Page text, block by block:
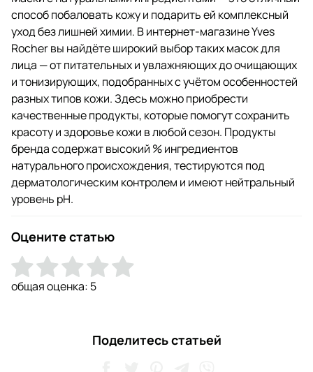
способ побаловать кожу и подарить ей комплексный
уход без лишней химии. В интернет-магазине Yves
Rocher вы найдёте широкий выбор таких масок для
лица — от питательных и увлажняющих до очищающих
и тонизирующих, подобранных с учётом особенностей
разных типов кожи. Здесь можно приобрести
качественные продукты, которые помогут сохранить
красоту и здоровье кожи в любой сезон. Продукты
бренда содержат высокий % ингредиентов
натурального происхождения, тестируются под
дерматологическим контролем и имеют нейтральный
уровень pH.
Оцените статью
общая оценка: 5
Поделитесь статьей